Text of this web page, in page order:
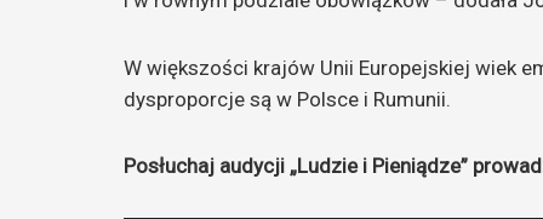
W większości krajów Unii Europejskiej wiek
dysproporcje są w Polsce i Rumunii.
Posłuchaj audycji „Ludzie i Pieniądze”